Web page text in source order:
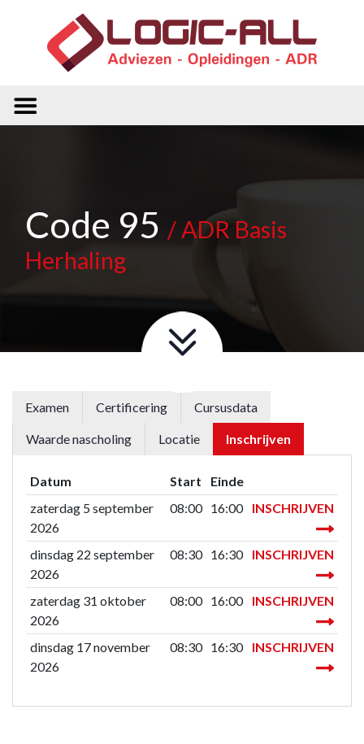
Code 95 / ADR Basis
Herhaling
Examen Certificering Cursusdata
Waarde nascholing Locatie Inschrijven
Datum Start
Einde
zaterdag 5 september
2026
08:00 16:00 INSCHRIJVEN
dinsdag 22 september
2026
08:30 16:30 INSCHRIJVEN
zaterdag 31 oktober
2026
08:00 16:00 INSCHRIJVEN
dinsdag 17 november
2026
08:30 16:30 INSCHRIJVEN